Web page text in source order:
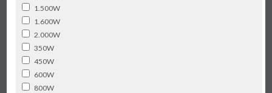
1.500W
1.600W
2.000W
350W
450W
600W
800W